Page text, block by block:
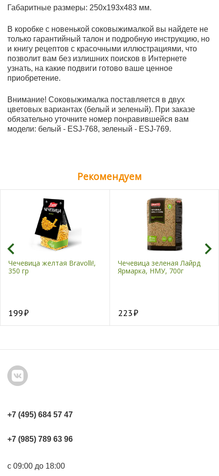
Габаритные размеры: 250х193х483 мм.
В коробке с новенькой соковыжималкой вы найдете не
только гарантийный талон и подробную инструкцию, но
и книгу рецептов с красочными иллюстрациями, что
позволит вам без излишних поисков в Интернете
узнать, на какие подвиги готово ваше ценное
приобретение.
Внимание! Соковыжималка поставляется в двух
цветовых вариантах (белый и зеленый). При заказе
обязательно уточните номер понравившейся вам
модели: белый - ESJ-768, зеленый - ESJ-769.
Рекомендуем
Чечевица желтая Bravolli!,
350 гр
199
Чечевица зеленая Лайрд
Ярмарка, НМУ, 700г
223
+7 (495) 684 57 47
+7 (985) 789 63 96
с 09:00 до 18:00